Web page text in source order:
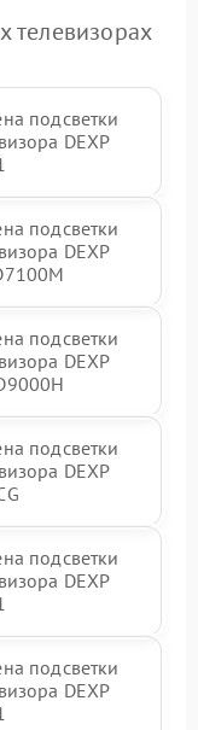
телевизорах
подсветки
DEXP
подсветки
DEXP
подсветки
DEXP
подсветки
DEXP
подсветки
DEXP
подсветки
DEXP